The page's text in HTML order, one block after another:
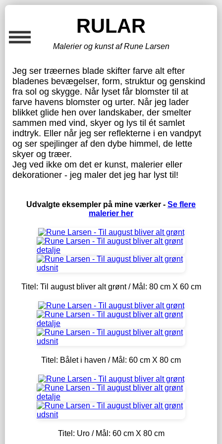
RULAR
Malerier og kunst af Rune Larsen
Jeg ser træernes blade skifter farve alt efter
bladenes bevægelser, form, struktur og genskind
fra sol og skygge. Når lyset får blomster til at
farve havens blomster og urter. Når jeg lader
blikket glide hen over landskaber, der smelter
sammen med vind, skyer og lys til ét samlet
indtryk. Eller når jeg ser reflekterne i en vandpyt
og ser spejlinger af den dybe himmel, de lette
skyer og træer.
Jeg ved ikke om det er kunst, malerier eller
dekorationer - jeg maler det jeg har lyst til!
Udvalgte eksempler på mine værker - Se flere
malerier her
Titel: Til august bliver alt grønt / Mål: 80 cm X 60 cm
Titel: Bålet i haven / Mål: 60 cm X 80 cm
Titel: Uro / Mål: 60 cm X 80 cm